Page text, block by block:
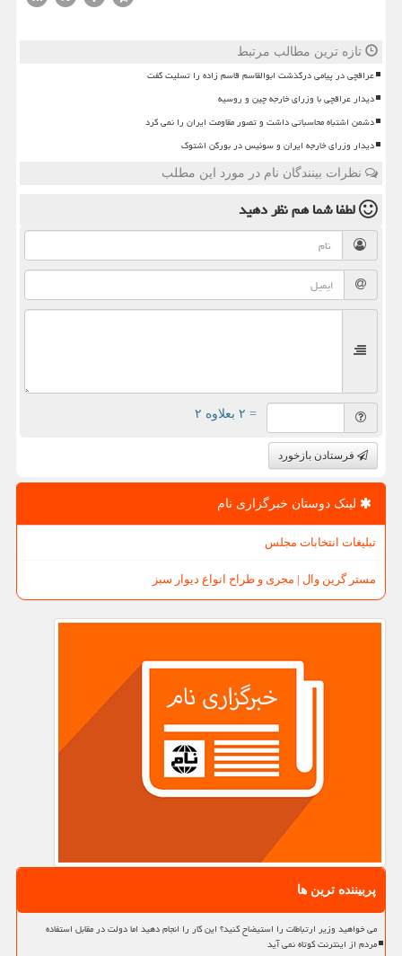
تازه ترین مطالب مرتبط
عراقچی در پیامی درگذشت ابوالقاسم قاسم زاده را تسلیت گفت
دیدار عراقچی با وزرای خارجه چین و روسیه
دشمن اشتباه محاسباتی داشت و تصور مقاومت ایران را نمی کرد
دیدار وزرای خارجه ایران و سوئیس در بورگن اشتوک
نظرات بینندگان نام در مورد این مطلب
لطفا شما همنظر دهید
= ۲ بعلاوه ۲
فرستادن بازخورد
لینک دوستان خبرگزاری نام
تبلیغات انتخابات مجلس
مستر گرین وال | مجری و طراح انواع دیوار سبز
پربیننده ترین ها
می خواهید وزیر ارتباطات را استیضاح کنید؟ این کار را انجام دهید اما دولت در مقابل استفاده
مردم از اینترنت کوتاه نمی آید